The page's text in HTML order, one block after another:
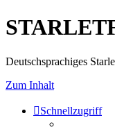
Deutschsprachiges
Zum Inhalt
Schnellzugriff